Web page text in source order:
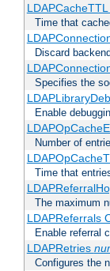
LDAPCacheTTL
Time that
Discard
Specifies the
Enable
Number of
Time that
The maximum
LDAPReferrals
Enable referral
LDAPRetries
Configures the